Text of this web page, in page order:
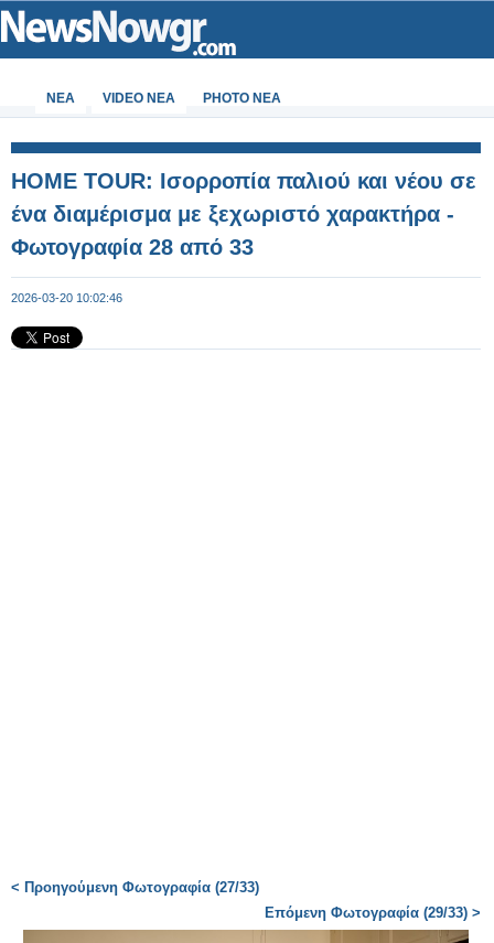
ΝΕΑ VIDEO NEA PHOTO NEA
HOME TOUR: Ισορροπία παλιού και νέου σε
ένα διαμέρισμα με ξεχωριστό χαρακτήρα -
Φωτογραφία 28 από 33
2026-03-20 10:02:46
< Προηγούμενη Φωτογραφία (27/33)
Επόμενη Φωτογραφία (29/33) >